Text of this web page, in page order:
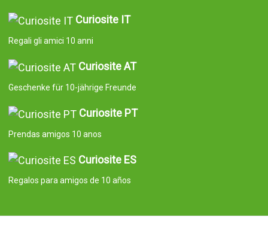
Curiosite IT
Regali gli amici 10 anni
Curiosite AT
Geschenke für 10-jährige Freunde
Curiosite PT
Prendas amigos 10 anos
Curiosite ES
Regalos para amigos de 10 años